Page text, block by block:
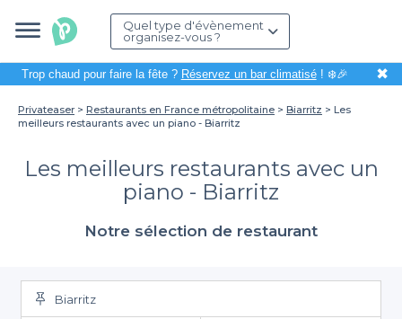
Quel type d'évènement
organisez-vous ?
Trop chaud pour faire la fête ? Réservez un bar climatisé! ❄️🎉 ✖
Privateaser Restaurants en France métropolitaine Biarritz
Les
meilleurs restaurants avec un piano - Biarritz
Les meilleurs restaurants avec un
piano - Biarritz
Notre sélection de restaurant
Biarritz